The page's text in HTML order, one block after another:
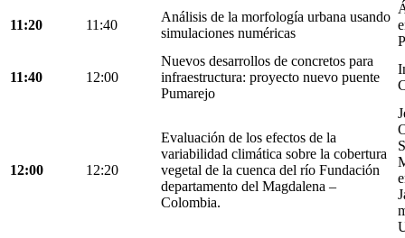
11:20 11:40
Análisis de la morfología urbana usando
simulaciones numéricas
11:40 12:00
Nuevos desarrollos de concretos para
infraestructura: proyecto nuevo puente
Pumarejo
12:00 12:20
Evaluación de los efectos de la
variabilidad climática sobre la cobertura
vegetal de la cuenca del río Fundación
departamento del Magdalena –
Colombia.